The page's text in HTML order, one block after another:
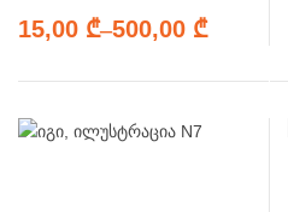
15,00 ₾–500,00 ₾